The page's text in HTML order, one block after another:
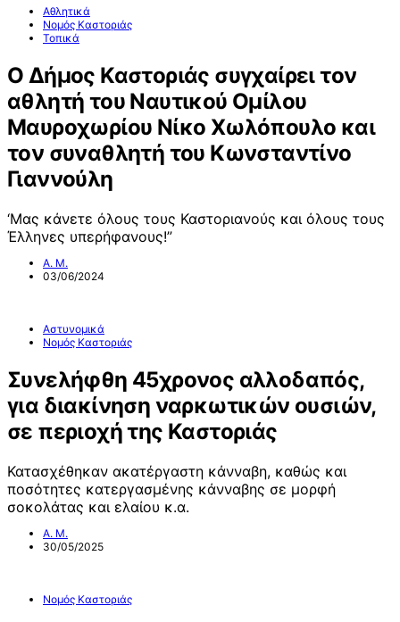
Αθλητικά
Νομός Καστοριάς
Τοπικά
Ο Δήμος Καστοριάς συγχαίρει τον
αθλητή του Ναυτικού Ομίλου
Μαυροχωρίου Νίκο Χωλόπουλο και
τον συναθλητή του Κωνσταντίνο
Γιαννούλη
‘Μας κάνετε όλους τους Καστοριανούς και όλους τους
Έλληνες υπερήφανους!”
Α. Μ.
03/06/2024
Αστυνομικά
Νομός Καστοριάς
Συνελήφθη 45χρονος αλλοδαπός,
για διακίνηση ναρκωτικών ουσιών,
σε περιοχή της Καστοριάς
Κατασχέθηκαν ακατέργαστη κάνναβη, καθώς και
ποσότητες κατεργασμένης κάνναβης σε μορφή
σοκολάτας και ελαίου κ.α.
Α. Μ.
30/05/2025
Νομός Καστοριάς